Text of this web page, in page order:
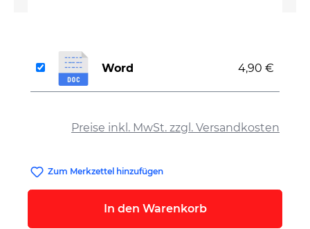
Preise inkl. MwSt. zzgl. Versandkosten
Word 4,90 €
Zum Merkzettel hinzufügen
In den Warenkorb